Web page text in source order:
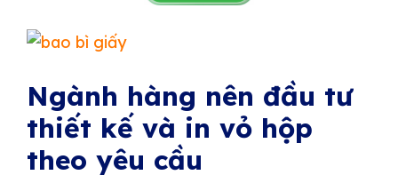
Ngành hàng nên đầu tư
thiết kế và in vỏ hộp
theo yêu cầu